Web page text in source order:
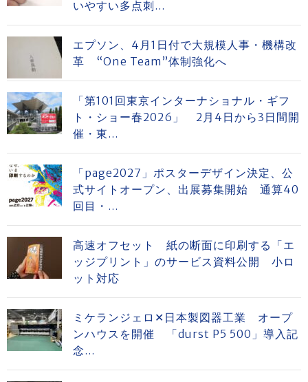
いやすい多点刺...
エプソン、4月1日付で大規模人事・機構改
革 “One Team”体制強化へ
「第101回東京インターナショナル・ギフ
ト・ショー春2026」 2月4日から3日間開
催・東...
「page2027」ポスターデザイン決定、公
式サイトオープン、出展募集開始 通算40
回目・...
高速オフセット 紙の断面に印刷する「エ
ッジプリント」のサービス資料公開 小ロ
ット対応
ミケランジェロ✕日本製図器工業 オープ
ンハウスを開催 「durst P5 500」導入記
念...